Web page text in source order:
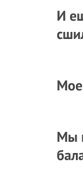
И
Мы